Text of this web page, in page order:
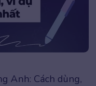
hợp cách dùng,